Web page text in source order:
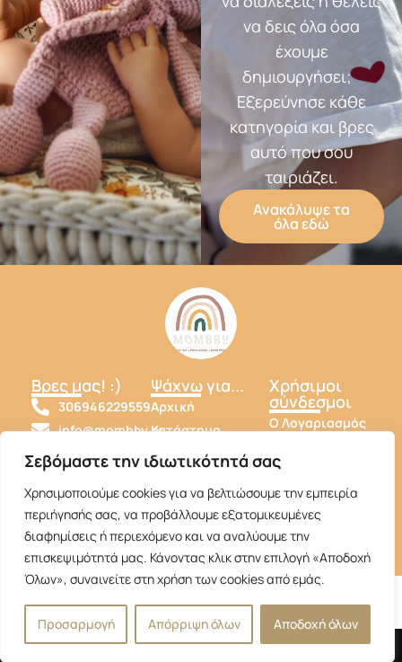
Σεβόμαστε την ιδιωτικότητά σας
Χρησιμοποιούμε cookies για να βελτιώσουμε την εμπειρία
περιήγησής σας, να προβάλλουμε εξατομικευμένες
διαφημίσεις ή περιεχόμενο και να αναλύουμε την
επισκεψιμότητά μας. Κάνοντας κλικ στην επιλογή «Αποδοχή
Όλων», συναινείτε στη χρήση των cookies από εμάς.
Προσαρμογή Απόρριψη όλων Αποδοχή όλων
να δεις όλα όσα
έχουμε
δημιουργήσει;
Εξερεύνησε κάθε
κατηγορία και βρες
αυτό που σου
ταιριάζει.
Ανακάλυψε τα
όλα εδώ
Βρες μας! :)
306946229559
info@mombby.gr
Mombby
mombby_babyshop
mombby_babyshop
Ψάχνω για...
Αρχική
Κατάστημα
Σχετικά με εμας
Χρήσιμοι
σύνδεσμοι
Ο Λογαριασμός
Όροι και
Προϋποθέσεις
Πολιτική
Πληρωμών
Copyrights Reserved by Mombby 2025. Hosted by NotosWeb